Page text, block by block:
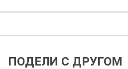
ПОДЕЛИ С ДРУГОМ